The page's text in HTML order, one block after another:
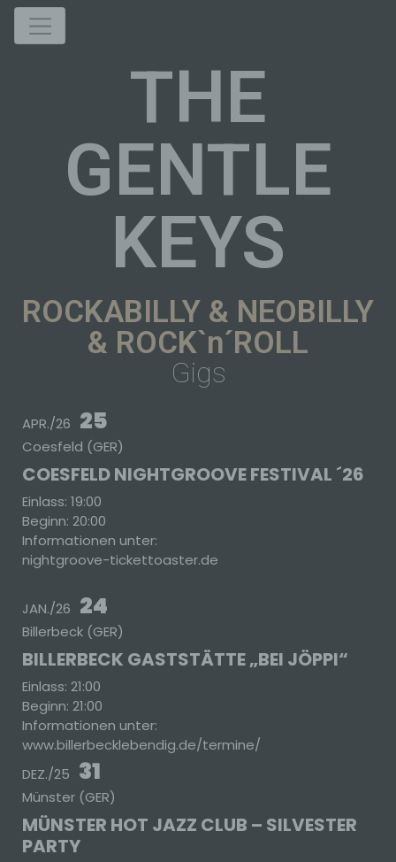
THE
GENTLE
KEYS
ROCKABILLY & NEOBILLY
& ROCK`n´ROLL
Gigs
APR./26 25
Coesfeld (GER)
COESFELD NIGHTGROOVE FESTIVAL ´26
Einlass: 19:00
Beginn: 20:00
Informationen unter:
nightgroove-tickettoaster.de
JAN./26 24
Billerbeck (GER)
BILLERBECK GASTSTÄTTE „BEI JÖPPI“
Einlass: 21:00
Beginn: 21:00
Informationen unter:
www.billerbecklebendig.de/termine/
DEZ./25 31
Münster (GER)
MÜNSTER HOT JAZZ CLUB – SILVESTER
PARTY